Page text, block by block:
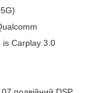
is Carplay 3.0